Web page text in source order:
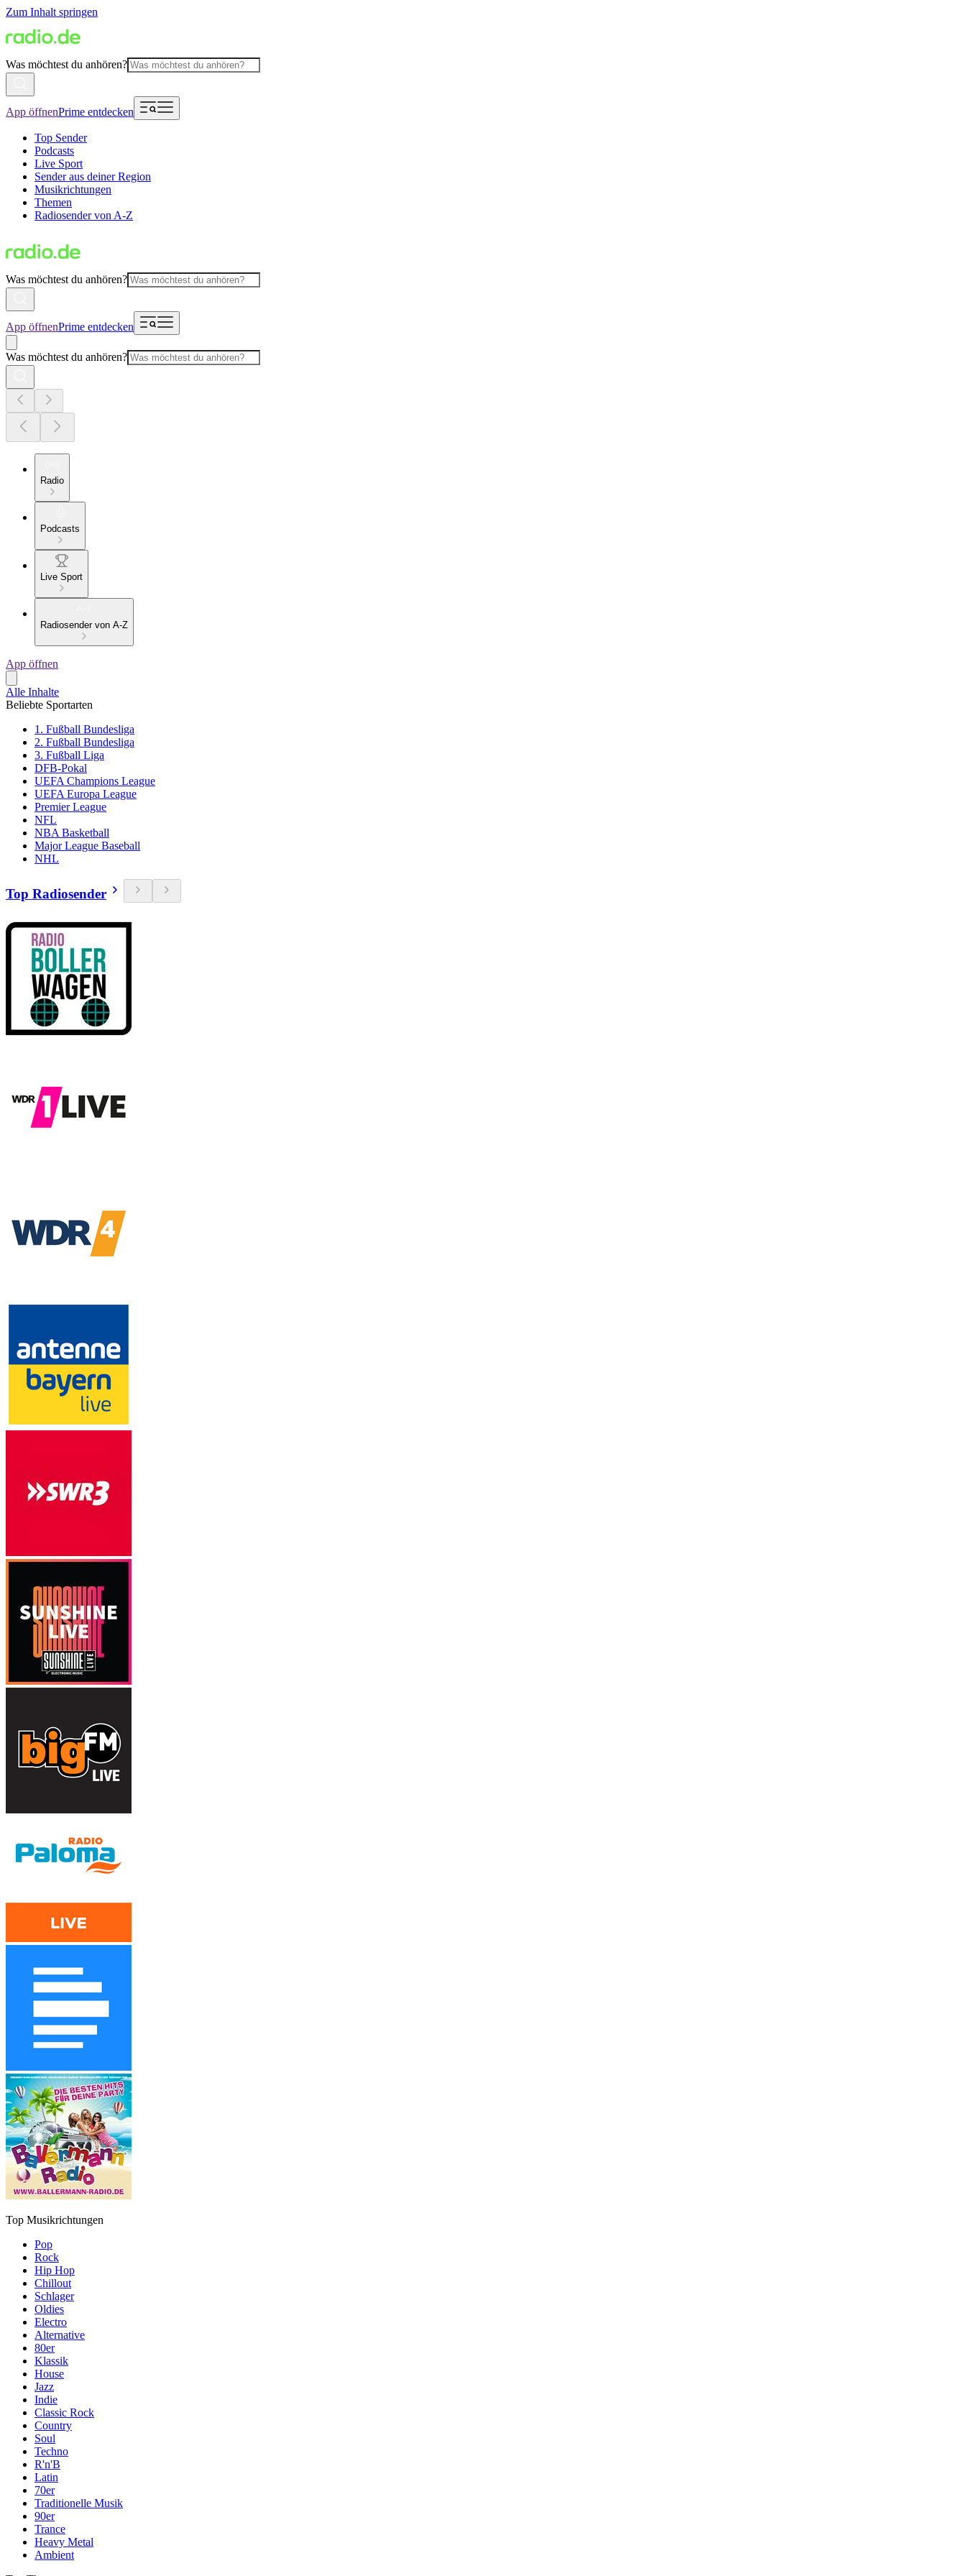
Zum Inhalt springen
Was möchtest du anhören?
App öffnenPrime entdecken
Top Sender
Podcasts
Live Sport
Sender aus deiner Region
Musikrichtungen
Themen
Radiosender von A-Z
Was möchtest du anhören?
App öffnenPrime entdecken
Was möchtest du anhören?
Radio
Podcasts
Live Sport
Radiosender von A-Z
App öffnen
Alle Inhalte
Beliebte Sportarten
1. Fußball Bundesliga
2. Fußball Bundesliga
3. Fußball Liga
DFB-Pokal
UEFA Champions League
UEFA Europa League
Premier League
NFL
NBA Basketball
Major League Baseball
NHL
Top Radiosender
Top Musikrichtungen
Pop
Rock
Hip Hop
Chillout
Schlager
Oldies
Electro
Alternative
80er
Klassik
House
Jazz
Indie
Classic Rock
Country
Soul
Techno
R'n'B
Latin
70er
Traditionelle Musik
90er
Trance
Heavy Metal
Ambient